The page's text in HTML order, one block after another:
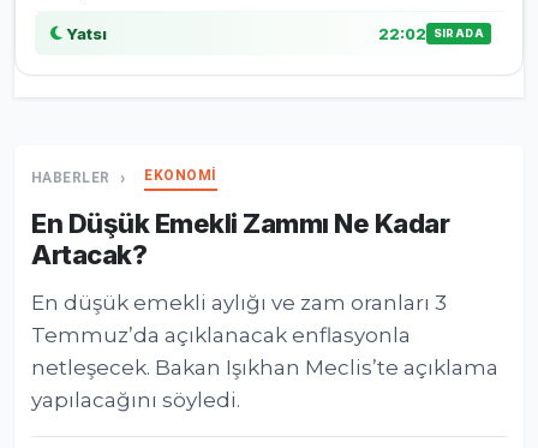
Yatsı 22:02 SIRADA
HABERLER EKONOMİ
En Düşük Emekli Zammı Ne Kadar
Artacak?
En düşük emekli aylığı ve zam oranları 3
Temmuz’da açıklanacak enflasyonla
netleşecek. Bakan Işıkhan Meclis’te açıklama
yapılacağını söyledi.